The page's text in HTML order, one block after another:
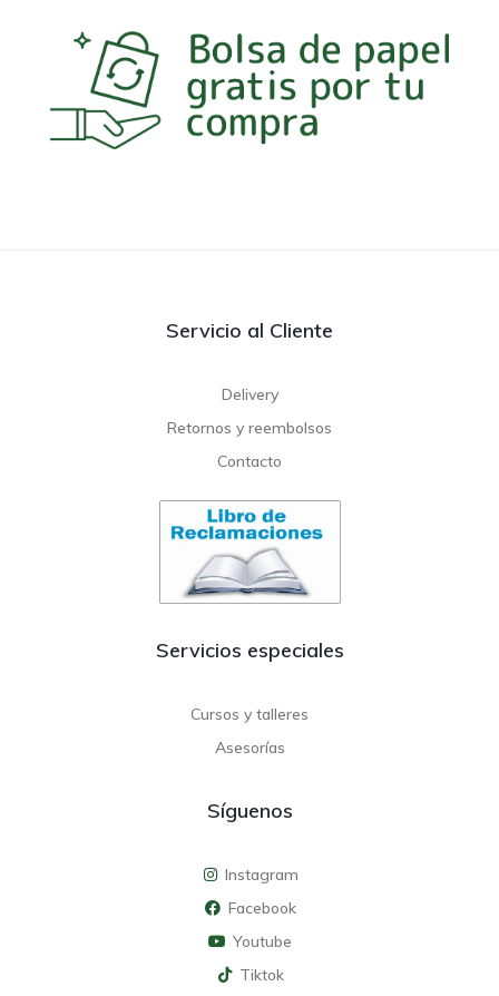
Servicio al Cliente
Delivery
Retornos y reembolsos
Contacto
Servicios especiales
Cursos y talleres
Asesorías
Síguenos
Instagram
Facebook
Youtube
Tiktok